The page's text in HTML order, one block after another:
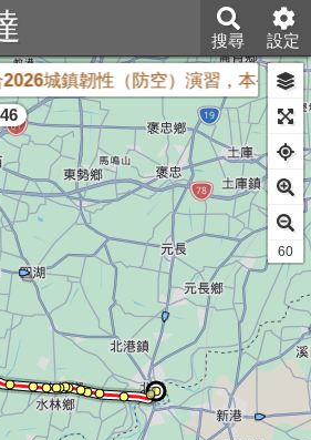
搜尋 設定
城鎮韌性（防空）演習，本公司
61